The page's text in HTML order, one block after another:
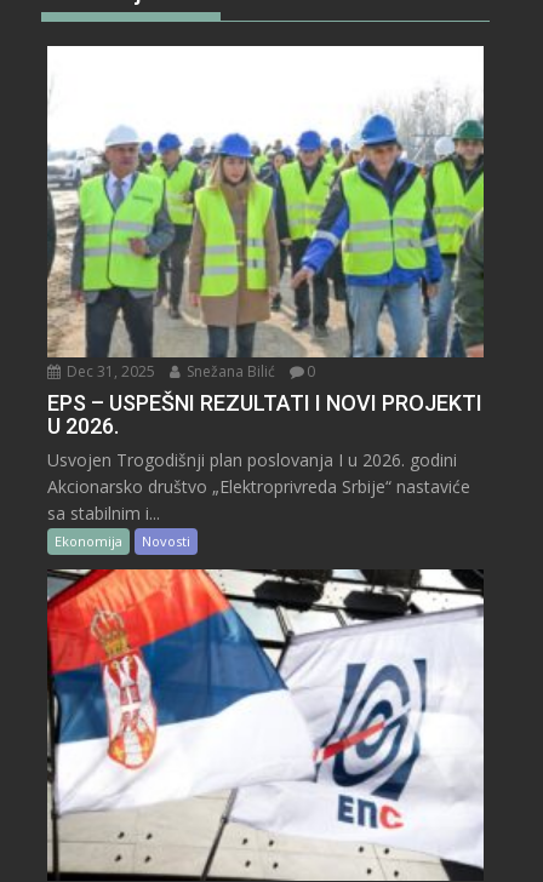
Dec 31, 2025 Snežana Bilić 0
EPS – USPEŠNI REZULTATI I NOVI PROJEKTI
U 2026.
Usvojen Trogodišnji plan poslovanja I u 2026. godini
Akcionarsko društvo „Elektroprivreda Srbije“ nastaviće
sa stabilnim i...
Ekonomija Novosti